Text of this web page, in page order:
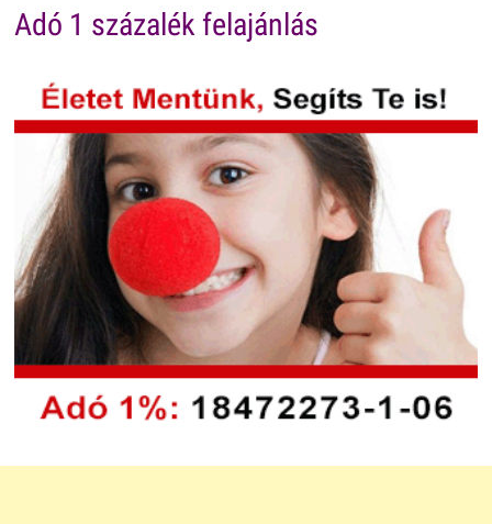
Adó 1 százalék felajánlás